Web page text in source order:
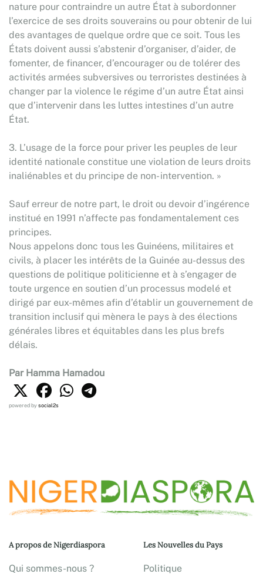
nature pour contraindre un autre État à subordonner
l’exercice de ses droits souverains ou pour obtenir de lui
des avantages de quelque ordre que ce soit. Tous les
États doivent aussi s’abstenir d’organiser, d’aider, de
fomenter, de financer, d’encourager ou de tolérer des
activités armées subversives ou terroristes destinées à
changer par la violence le régime d’un autre État ainsi
que d’intervenir dans les luttes intestines d’un autre
État.
3. L’usage de la force pour priver les peuples de leur
identité nationale constitue une violation de leurs droits
inaliénables et du principe de non- intervention. »
Sauf erreur de notre part, le droit ou devoir d’ingérence
institué en 1991 n’affecte pas fondamentalement ces
principes.
Nous appelons donc tous les Guinéens, militaires et
civils, à placer les intérêts de la Guinée au-dessus des
questions de politique politicienne et à s’engager de
toute urgence en soutien d’un processus modelé et
dirigé par eux-mêmes afin d’établir un gouvernement de
transition inclusif qui mènera le pays à des élections
générales libres et équitables dans les plus brefs
délais.
Par Hamma Hamadou
powered bysocial2s
A propos de Nigerdiaspora
Qui sommes-nous ?
Les Nouvelles du Pays
Politique